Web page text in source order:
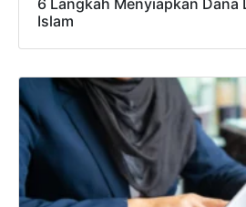
6 Langkah Menyiapkan
Islam